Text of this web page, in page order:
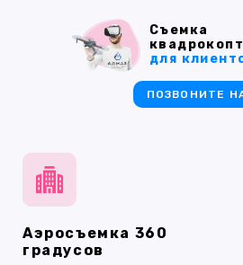
Аэросъемка 360
градусов
Съемка
для
ПОЗВОНИТЕ